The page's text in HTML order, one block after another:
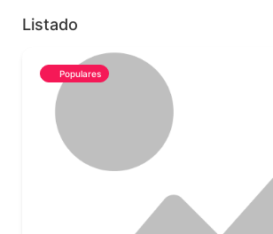
Listado
Populares